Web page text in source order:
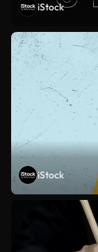
iStock
iStock